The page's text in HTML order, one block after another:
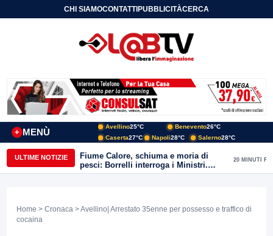
CHI SIAMOCONTATTIPUBBLICITÀCERCA
MENÙ
+
Avellino25°C Benevento26°C
Caserta27°C Napoli28°C Salerno28°C
ULTIME NOTIZIE
Fiume Calore, schiuma e moria di
pesci: Borrelli interroga i Ministri.
“Benevento paga l’assenza del
20 MINUTI FA
Home > Cronaca > Avellino| Arrestato 35enne per possesso e traffico di
cocaina